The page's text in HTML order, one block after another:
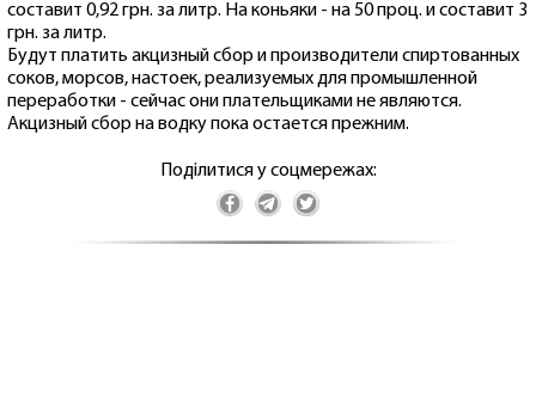
составит 0,92 грн. за литр. На коньяки - на 50 проц. и составит 3
грн. за литр.
Будут платить акцизный сбор и производители спиртованных
соков, морсов, настоек, реализуемых для промышленной
переработки - сейчас они плательщиками не являются.
Акцизный сбор на водку пока остается прежним.
Поділитися у соцмережах: